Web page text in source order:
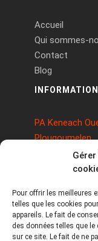
Pour offrir les meilleures
telles que les cookies
appareils. Le fait de
des données telles que
sur ce site. Le fait de ne
Accueil
Qui sommes-
Contact
Blog
PA Keneach
Plougoumelen
09 71 37 25 93